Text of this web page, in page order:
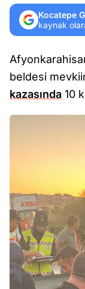
Kocatepe
kaynak
beldesi
kazasında 10